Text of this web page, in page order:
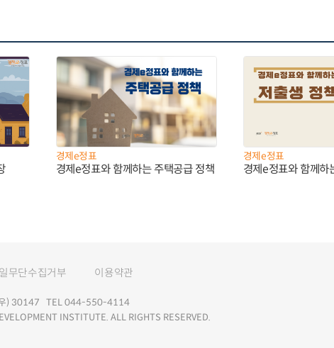
경제e정표
경제e정표와 함께하는 주택공급 정책
경제e정표
경제e정표와 함께하
무단수집거부 이용약관
우) 30147 TEL 044-550-4114
INSTITUTE. ALL RIGHTS RESERVED.